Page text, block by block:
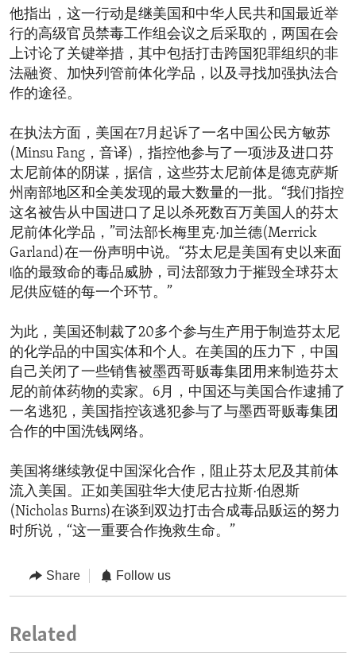
他指出，这一行动是继美国和中华人民共和国最近举
行的高级官员禁毒工作组会议之后采取的，两国在会
上讨论了关键举措，其中包括打击跨国犯罪组织的非
法融资、加快列管前体化学品，以及寻找加强执法合
作的途径。
在执法方面，美国在7月起诉了一名中国公民方敏苏
(Minsu Fang，音译)，指控他参与了一项涉及进口芬
太尼前体的阴谋，据信，这些芬太尼前体是德克萨斯
州南部地区和全美发现的最大数量的一批。“我们指控
这名被告从中国进口了足以杀死数百万美国人的芬太
尼前体化学品，”司法部长梅里克·加兰德(Merrick
Garland)在一份声明中说。“芬太尼是美国有史以来面
临的最致命的毒品威胁，司法部致力于摧毁全球芬太
尼供应链的每一个环节。”
为此，美国还制裁了20多个参与生产用于制造芬太尼
的化学品的中国实体和个人。在美国的压力下，中国
自己关闭了一些销售被墨西哥贩毒集团用来制造芬太
尼的前体药物的卖家。6月，中国还与美国合作逮捕了
一名逃犯，美国指控该逃犯参与了与墨西哥贩毒集团
合作的中国洗钱网络。
美国将继续敦促中国深化合作，阻止芬太尼及其前体
流入美国。正如美国驻华大使尼古拉斯·伯恩斯
(Nicholas Burns)在谈到双边打击合成毒品贩运的努力
时所说，“这一重要合作挽救生命。”
Share Follow us
Related